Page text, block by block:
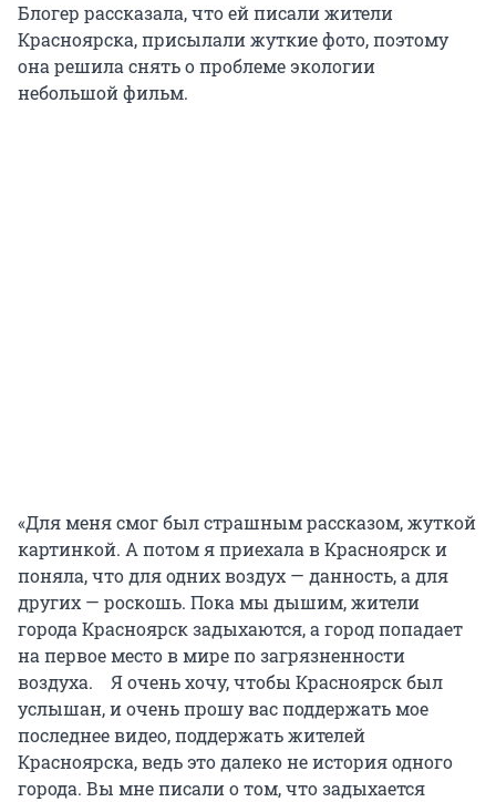
Блогер рассказала, что ей писали жители
Красноярска, присылали жуткие фото, поэтому
она решила снять о проблеме экологии
небольшой фильм.
«Для меня смог был страшным рассказом, жуткой
картинкой. А потом я приехала в Красноярск и
поняла, что для одних воздух — данность, а для
других — роскошь. Пока мы дышим, жители
города Красноярск задыхаются, а город попадает
на первое место в мире по загрязненности
воздуха. ⠀Я очень хочу, чтобы Красноярск был
услышан, и очень прошу вас поддержать мое
последнее видео, поддержать жителей
Красноярска, ведь это далеко не история одного
города. Вы мне писали о том, что задыхается